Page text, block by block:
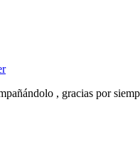
, gracias por